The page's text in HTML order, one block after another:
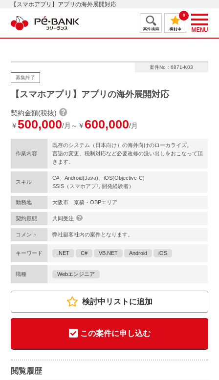
【スマホアプリ】アプリの海外展開対応
0
案件No：6871-K03
募集終了
【スマホアプリ】アプリの海外展開対応
契約金額(税抜)
￥500,000/月～￥ 600,000/月
作業内容
既存のシステム（日本向け）の海外向けのローカライズ。
言語の変更、税制対応など必要改修の洗い出しをおこなって頂
きます。
スキル
C#、Android(Java)、iOS(Objective-C)
SSIS（スマホアプリ開発経験者）
勤務地 大阪市 京橋・OBPエリア
契約形態 共同受注
コメント 弊社顧客社内の案件となります。
キーワード .NET C# VB.NET Android iOS
職種 Webエンジニア
検討中リストに追加
この案件に申し込む
閲覧履歴